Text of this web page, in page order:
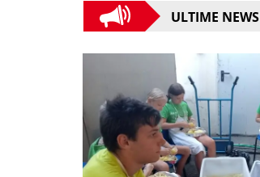
ULTIME NEWS